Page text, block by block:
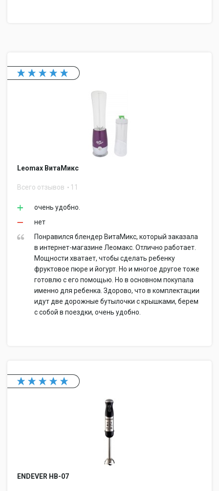
Leomax ВитаМикс
Всего отзывов 11
очень удобно.
нет
Понравился блендер ВитаМикс, который заказала
в интернет-магазине Леомакс. Отлично работает.
Мощности хватает, чтобы сделать ребенку
фруктовое пюре и йогурт. Но и многое другое тоже
готовлю с его помощью. Но в основном покупала
именно для ребенка. Здорово, что в комплектации
идут две дорожные бутылочки с крышками, берем
с собой в поездки, очень удобно.
ENDEVER HB-07